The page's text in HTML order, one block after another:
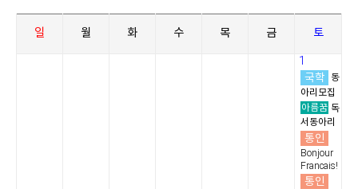
일 월 화 수 목 금 토
1
국학
동
아리모집
아름꿈 독
서동아리
통인
Bonjour
Francais!
통인